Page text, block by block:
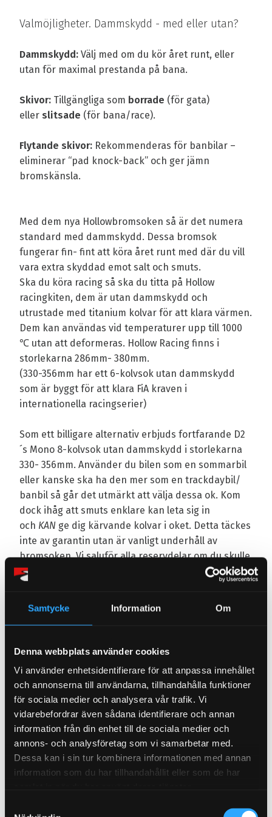
Samtycke Information Om
Denna webbplats använder cookies
Vi använder enhetsidentifierare för att anpassa innehållet
och annonserna till användarna, tillhandahålla funktioner
för sociala medier och analysera vår trafik. Vi
vidarebefordrar även sådana identifierare och annan
information från din enhet till de sociala medier och
annons- och analysföretag som vi samarbetar med.
Dessa kan i sin tur kombinera informationen med annan
information som du har tillhandahållit eller som de har
Valmöjligheter. Dammskydd - med eller utan?
Dammskydd: Välj med om du kör året runt, eller
utan för maximal prestanda på bana.
Skivor: Tillgängliga som borrade (för gata)
eller slitsade (för bana/race).
Flytande skivor: Rekommenderas för banbilar –
eliminerar “pad knock-back” och ger jämn
bromskänsla.
Med dem nya Hollowbromsoken så är det numera
standard med dammskydd. Dessa bromsok
fungerar fin- fint att köra året runt med där du vill
vara extra skyddad emot salt och smuts.
Ska du köra racing så ska du titta på Hollow
racingkiten, dem är utan dammskydd och
utrustade med titanium kolvar för att klara värmen.
Dem kan användas vid temperaturer upp till 1000
℃ utan att deformeras. Hollow Racing finns i
storlekarna 286mm- 380mm.
(330-356mm har ett 6-kolvsok utan dammskydd
som är byggt för att klara FiA kraven i
internationella racingserier)
Som ett billigare alternativ erbjuds fortfarande D2
´s Mono 8-kolvsok utan dammskydd i storlekarna
330- 356mm. Använder du bilen som en sommarbil
eller kanske ska ha den mer som en trackdaybil/
banbil så går det utmärkt att välja dessa ok. Kom
dock ihåg att smuts enklare kan leta sig in
och KAN ge dig kärvande kolvar i oket. Detta täckes
inte av garantin utan är vanligt underhåll av
bromsoken. Vi saluför alla reservdelar om du skulle
behöver serva ditt kit.
286mm- 304mm bromskiten har ett 4-kolvsok med
330mm- 356mm bromskiten har 6-kolvsok med
400- 421mm har ett 8-kolvsok med dammskydd. (ej
för racing)
444mm har ett 12-kolvsok med dammskydd. (ej
för racing)